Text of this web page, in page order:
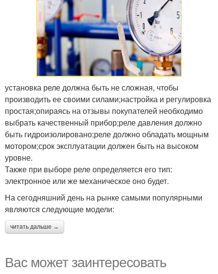
установка реле должна быть не сложная, чтобы
производить ее своими силами;настройка и регулировка
простая;опираясь на отзывы покупателей необходимо
выбрать качественный прибор;реле давления должно
быть гидроизолировано;реле должно обладать мощным
мотором;срок эксплуатации должен быть на высоком
уровне.
Также при выборе реле определяется его тип:
электронное или же механическое оно будет.
На сегодняшний день на рынке самыми популярными
являются следующие модели:
читать дальше →
Вас может заинтересовать